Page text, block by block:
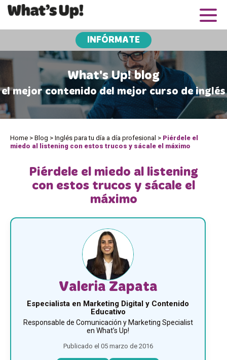
INFÓRMATE
What's Up! blog
el mejor contenido del mejor curso de inglés
Home > Blog > Inglés para tu día a día profesional > Piérdele el
miedo al listening con estos trucos y sácale el máximo
Piérdele el miedo al listening
con estos trucos y sácale el
máximo
Valeria Zapata
Especialista en Marketing Digital y Contenido
Educativo
Responsable de Comunicación y Marketing Specialist
en What’s Up!
Publicado el 05 marzo de 2016